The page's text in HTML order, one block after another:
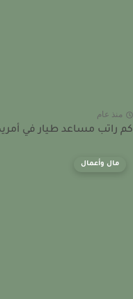
عام
مساعد طيار في
مال وأعمال